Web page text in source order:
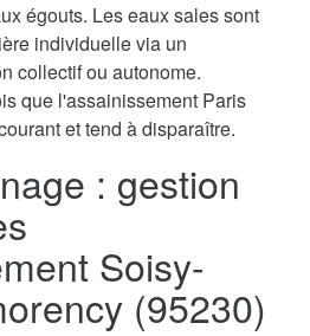
égouts. Les eaux sales sont
individuelle via un
collectif ou autonome.
que l'assainissement Paris
et tend à disparaître.
: gestion
Soisy-
(95230)